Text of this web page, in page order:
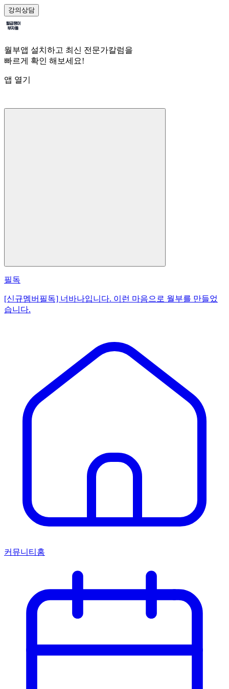
강의상담
월부앱 설치하고 최신 전문가칼럼을
빠르게 확인 해보세요!
앱 열기
필독
[신규멤버필독] 너바나입니다. 이런 마음으로 월부를 만들었
습니다.
커뮤니티홈